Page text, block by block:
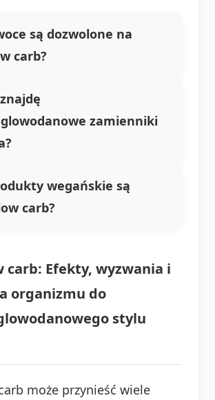
są dozwolone na
carb?
zamienniki
wegańskie są
carb?
carb: Efekty, wyzwania i
organizmu do
stylu
może przynieść wiele